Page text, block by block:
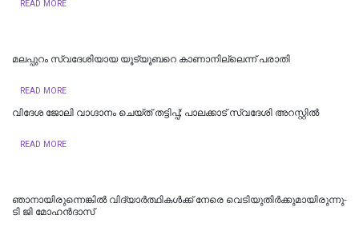
READ MORE
മലപ്പുറം സ്വദേശിയായ യൂട്യൂബറെ കാണാനില്ലെന്ന് പരാതി
READ MORE
വിദേശ ജോലി വാഗ്ദാനം ചെയ്ത് തട്ടിപ്പ്; പാലക്കാട് സ്വദേശി അറസ്റ്റിൽ
READ MORE
ഞാനായിരുന്നെങ്കില്‍ വിദ്യാര്‍ത്ഥികള്‍ക്ക് നേരെ വെടിയുതിര്‍ക്കുമായിരുന്നു-
ടി ജി മോഹൻദാസ്